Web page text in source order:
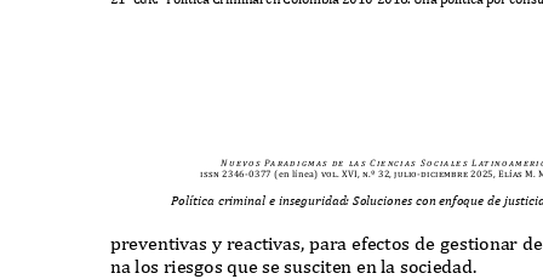
N u e v o s Pa r a d i g m a s d e l a s C i e n c i a s S o c i a l e s L at i n o a m e r i
issn 2346-0377(en línea) vol. XVI, n.º 32, julio-diciembre 2025, Elías M.
Política criminal e inseguridad: Soluciones con enfoque de
preventivas y reactivas,para efectos de gestionar
na los riesgos que se susciten en la sociedad.